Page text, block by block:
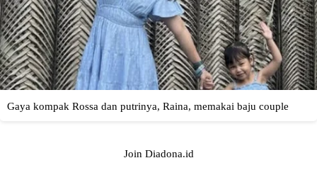
Join Diadona.id